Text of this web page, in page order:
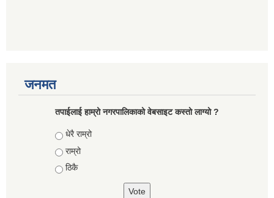
जनमत
तपाईलाई हाम्रो नगरपालिकाको वेबसाइट कस्तो लाग्यो ?
Choices
धेरै राम्रो
राम्रो
ठिकै